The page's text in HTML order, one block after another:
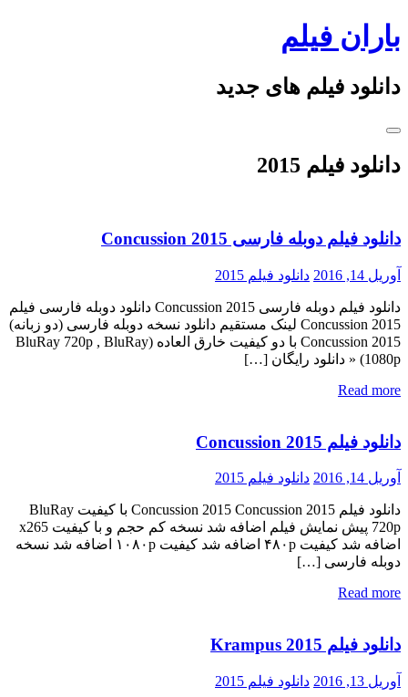
Skip
to
content
باران فیلم
دانلود فیلم های جدید
دانلود فیلم 2015
دانلود فیلم دوبله فارسی Concussion 2015
آوریل 14, 2016 دانلود فیلم 2015
دانلود فیلم دوبله فارسی Concussion 2015 دانلود دوبله فارسی فیلم
Concussion 2015 لینک مستقیم دانلود نسخه دوبله فارسی (دو زبانه)
Concussion 2015 با دو کیفیت خارق العاده (BluRay 720p , BluRay
1080p) « دانلود رایگان […]
Read more
دانلود فیلم Concussion 2015
آوریل 14, 2016 دانلود فیلم 2015
دانلود فیلم Concussion 2015 Concussion 2015 با کیفیت BluRay
720p پیش نمایش فیلم اضافه شد نسخه کم حجم و با کیفیت x265
اضافه شد کیفیت ۴۸۰p اضافه شد کیفیت ۱۰۸۰p اضافه شد نسخه
دوبله فارسی […]
Read more
دانلود فیلم Krampus 2015
آوریل 13, 2016 دانلود فیلم 2015